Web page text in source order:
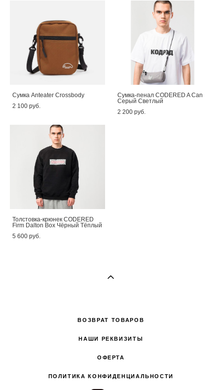
Сумка Anteater Crossbody
2 100 pуб.
Сумка-пенал CODERED A Can
Серый Светлый
2 200 pуб.
Толстовка-крюнек CODERED
Firm Dalton Box Чёрный Тёплый
5 600 pуб.
ВОЗВРАТ ТОВАРОВ
НАШИ РЕКВИЗИТЫ
ОФЕРТА
ПОЛИТИКА КОНФИДЕНЦИАЛЬНОСТИ